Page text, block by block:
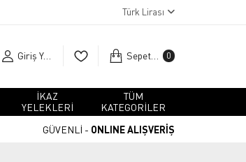
Türk Lirası
Giriş Yap Sepetim 0
İKAZ
YELEKLERİ
TÜM
KATEGORİLER
GÜVENLİ - ONLINE ALIŞVERİŞ